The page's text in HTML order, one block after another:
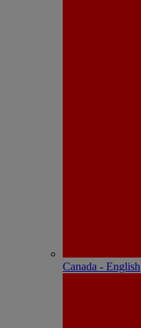
Canada - English